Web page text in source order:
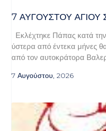
7 ΑΥΓΟΥΣΤΟΥ ΑΓΙΟΥ
Εκλέχτηκε Πάπας κατά
ύστερα από έντεκα μήνες
από τον αυτοκράτορα
7 Αυγούστου, 2026